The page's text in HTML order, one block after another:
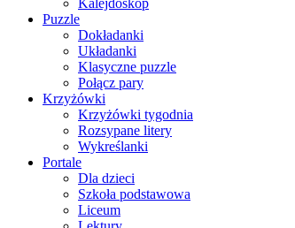
Puzzle
Dokładanki
Układanki
Klasyczne puzzle
Połącz pary
Krzyżówki
Krzyżówki tygodnia
Rozsypane litery
Wykreślanki
Portale
Dla dzieci
Szkoła podstawowa
Liceum